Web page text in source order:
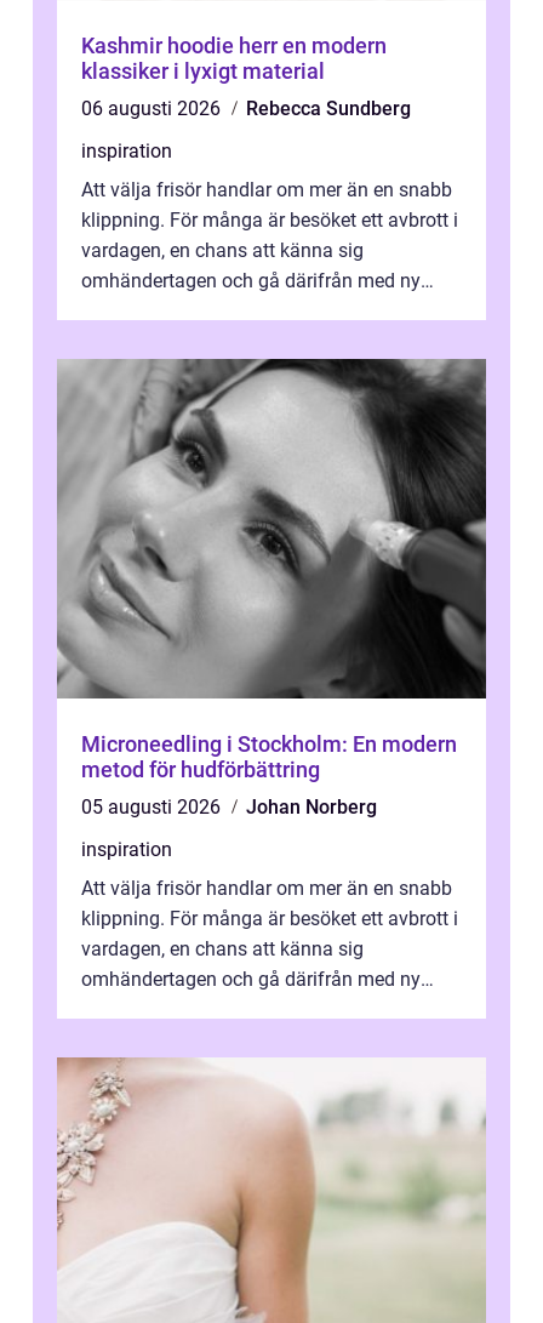
Kashmir hoodie herr en modern
klassiker i lyxigt material
06 augusti 2026
Rebecca Sundberg
inspiration
Att välja frisör handlar om mer än en snabb
klippning. För många är besöket ett avbrott i
vardagen, en chans att känna sig
omhändertagen och gå därifrån med ny
Microneedling i Stockholm: En modern
metod för hudförbättring
05 augusti 2026
Johan Norberg
inspiration
Att välja frisör handlar om mer än en snabb
klippning. För många är besöket ett avbrott i
vardagen, en chans att känna sig
omhändertagen och gå därifrån med ny